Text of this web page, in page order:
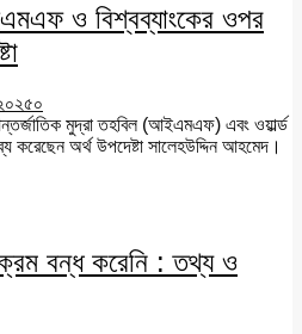
ও বিশ্বব্যাংকের ওপর
০
মুদ্রা তহবিল (আইএমএফ) এবং ওয়ার্ল্ড
করেছেন অর্থ উপদেষ্টা সালেহউদ্দিন আহমেদ।
বন্ধ করেনি : তথ্য ও